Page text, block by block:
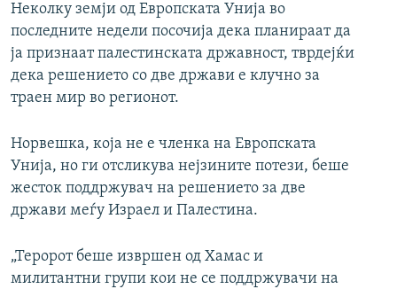
Неколку земји од Европската Унија во
последните недели посочија дека планираат да
ја признаат палестинската државност, тврдејќи
дека решението со две држави е клучно за
траен мир во регионот.
Норвешка, која не е членка на Европската
Унија, но ги отсликува нејзините потези, беше
жесток поддржувач на решението за две
држави меѓу Израел и Палестина.
„Теророт беше извршен од Хамас и
милитантни групи кои не се поддржувачи на